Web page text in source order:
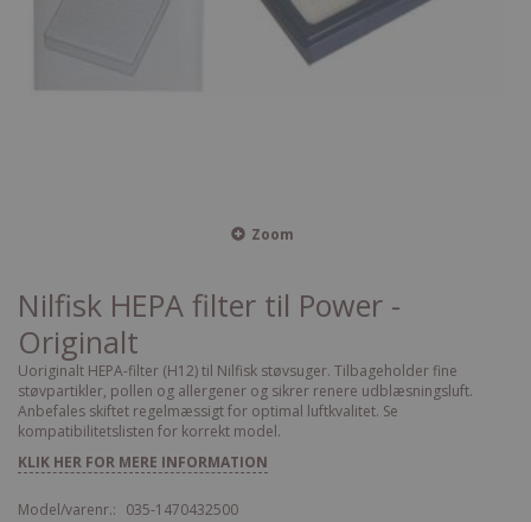
Zoom
Nilfisk HEPA filter til Power -
Originalt
Uoriginalt HEPA-filter (H12) til Nilfisk støvsuger. Tilbageholder fine
støvpartikler, pollen og allergener og sikrer renere udblæsningsluft.
Anbefales skiftet regelmæssigt for optimal luftkvalitet. Se
kompatibilitetslisten for korrekt model.
KLIK HER FOR MERE INFORMATION
Model/varenr.: 035-1470432500